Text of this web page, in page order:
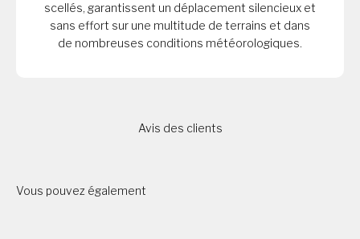
scellés, garantissent un déplacement silencieux et
sans effort sur une multitude de terrains et dans
de nombreuses conditions météorologiques.
Avis des clients
Vous pouvez également